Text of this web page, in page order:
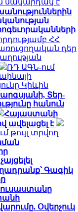
ՀՀ
դեր
ՌԴ ԱԳՆ-ում
Կիևին
Տեր-
հանուն
Հայաստանի
ավելացել է
թույլ տրվող
Գագիկ
Օվերչուկ